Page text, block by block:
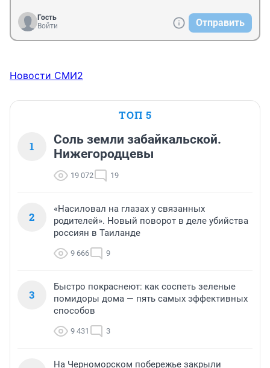
Гость
Войти
Отправить
Новости СМИ2
ТОП 5
1
Соль земли забайкальской.
Нижегородцевы
19 072 19
2
«Насиловал на глазах у связанных
родителей». Новый поворот в деле убийства
россиян в Таиланде
9 666 9
3
Быстро покраснеют: как соспеть зеленые
помидоры дома — пять самых эффективных
способов
9 431 3
На Черноморском побережье закрыли